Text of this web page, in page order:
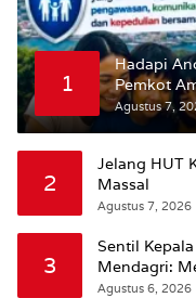
1
Hadapi
Pemkot
Agustus 7,
2
Jelang HUT
Massal
Agustus 7, 2026
3
Sentil
Mendagri:
Agustus 6, 2026